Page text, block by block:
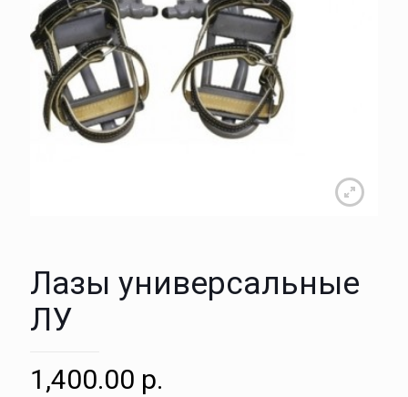
Лазы универсальные
ЛУ
1,400.00 р.